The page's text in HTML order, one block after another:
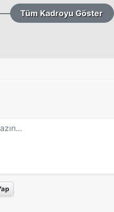
Tüm Kadroyu Göster